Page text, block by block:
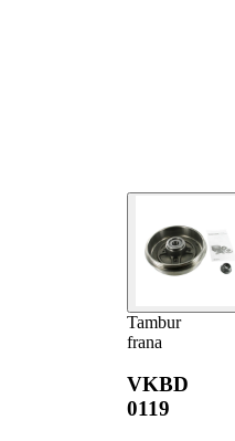
Tambur
frana
VKBD
0119